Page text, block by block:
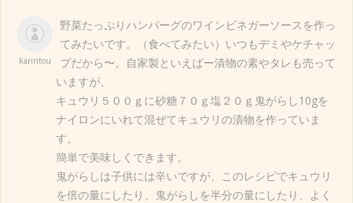
karintou
野菜たっぷりハンバーグのワインビネガーソースを作っ
てみたいです。（食べてみたい）いつもデミやケチャッ
プだから〜。自家製といえばー漬物の素やタレも売って
いますが、
キュウリ５００ｇに砂糖７０ｇ塩２０ｇ鬼がらし10gを
ナイロンにいれて混ぜてキュウリの漬物を作っていま
す。
簡単で美味しくできます。
鬼がらしは子供には辛いですが、このレシピでキュウリ
を倍の量にしたり、鬼がらしを半分の量にしたり、よく